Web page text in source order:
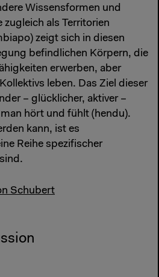
Wissensformen und
als Territorien
zeigt sich in diesen
befindlichen Körpern, die
erwerben, aber
leben. Das Ziel dieser
– glücklicher, aktiver –
hört und fühlt (hendu).
kann, ist es
Reihe spezifischer
Schubert